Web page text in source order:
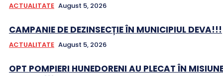
ACTUALITATE August 5, 2026
CAMPANIE DE DEZINSECȚIE ÎN MUNICIPIUL DEVA!!!
ACTUALITATE August 5, 2026
OPT POMPIERI HUNEDORENI AU PLECAT ÎN